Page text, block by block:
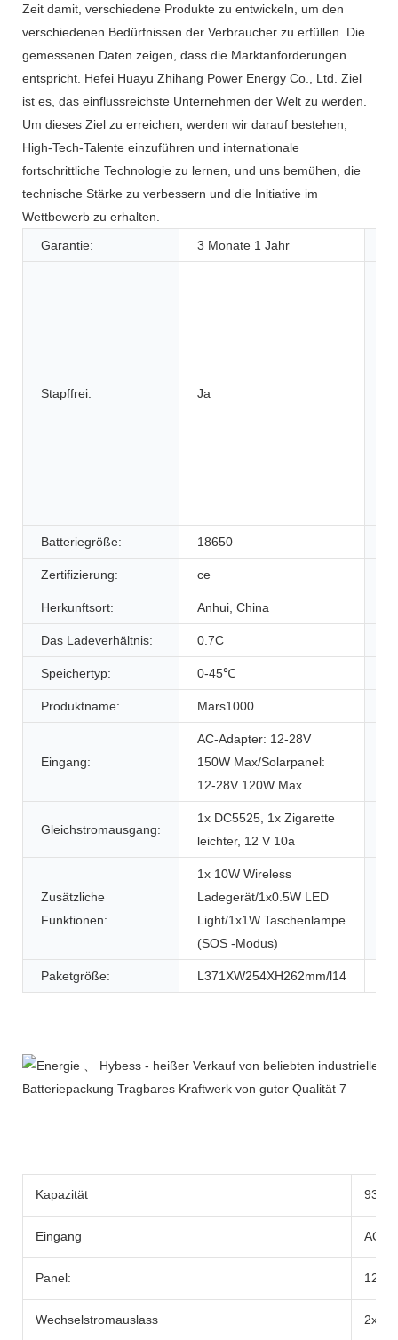
Zeit damit, verschiedene Produkte zu entwickeln, um den
verschiedenen Bedürfnissen der Verbraucher zu erfüllen. Die
gemessenen Daten zeigen, dass die Marktanforderungen
entspricht. Hefei Huayu Zhihang Power Energy Co., Ltd. Ziel
ist es, das einflussreichste Unternehmen der Welt zu werden.
Um dieses Ziel zu erreichen, werden wir darauf bestehen,
High-Tech-Talente einzuführen und internationale
fortschrittliche Technologie zu lernen, und uns bemühen, die
technische Stärke zu verbessern und die Initiative im
Wettbewerb zu erhalten.
Garantie:
3 Monate 1 Jahr
Stapffrei: Ja
Batteriegröße: 18650
Zertifizierung: ce
Herkunftsort: Anhui, China
Das Ladeverhältnis: 0.7C
Speichertyp: 0-45℃
Produktname: Mars1000
Eingang:
AC-Adapter: 12-28V
150W Max/Solarpanel:
12-28V 120W Max
Gleichstromausgang:
1x DC5525, 1x Zigarette
leichter, 12 V 10a
Zusätzliche
Funktionen:
1x 10W Wireless
Ladegerät/1x0.5W LED
Light/1x1W Taschenlampe
(SOS -Modus)
Paketgröße: L371XW254XH262mm/l14
Kapazität
Eingang AC-
Panel: 12-
Wechselstromauslass 2x